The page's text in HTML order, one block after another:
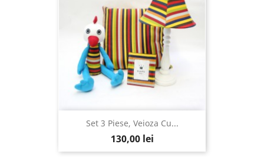
Set 3 Piese, Veioza Cu...
130,00 lei